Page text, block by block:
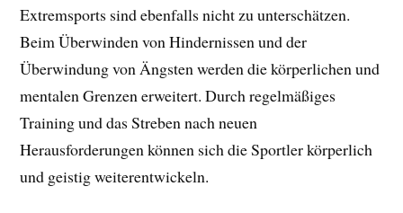
Extremsports sind ebenfalls nicht zu unterschätzen.
Beim Überwinden von Hindernissen und der
Überwindung von Ängsten werden die körperlichen und
mentalen Grenzen erweitert. Durch regelmäßiges
Training und das Streben nach neuen
Herausforderungen können sich die Sportler körperlich
und geistig weiterentwickeln.